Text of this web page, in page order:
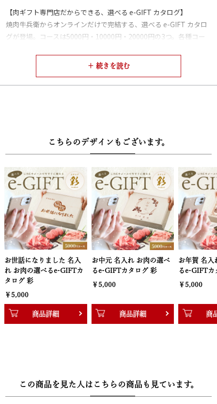
【肉ギフト専門店だからできる、選べる e-GIFT カタログ】
焼肉牛兵衛からオンラインだけで完結する、選べる e-GIFT カタロ
グが登場。コースは5000円・10000円・20000円の3つ。各種コー
特に人気の高い商品を選別しております。
【選べるお肉】
（300g）、黒毛和牛国産牛1段重焼肉（240g）、黒毛和牛ハンバー
グ（160g×3個）、黒毛和牛小間切れ（500g）
・10000円【美】
黒毛和牛国産牛2段重焼肉（400g）＆黒毛和牛ハンバーグ
（160g×2個）、黒毛和牛肩ロースすき焼き（400g）、黒毛和牛バ
ラすき焼き（600g）、黒毛和牛ハンバーグ（160g×6個）、黒毛和
牛サーロインステーキ（200g×2枚）
・20000円【萬】
黒毛和牛焼肉セット頂（400g）＆黒毛和牛ハンバーグ（160g×4
個）、黒毛和牛肩ロースすき焼き肉（800g）、黒毛和牛サーロイン
ステーキ（200g×4枚）、黒毛和牛ヒレステーキ（140g×4枚）、
黒毛和牛バラすき焼き肉1,200g
こちらのデザインもございます。
カ
お中元 名入れ お肉の選べ
るe-GIFTカタログ 彩
￥5,000
商品詳細
お年賀 名入れ お肉の選べ
るe-GIFTカタログ 彩
￥5,000
商品詳細
感謝状
お肉の
ログ 彩
この商品を見た人はこちらの商品も見ています。